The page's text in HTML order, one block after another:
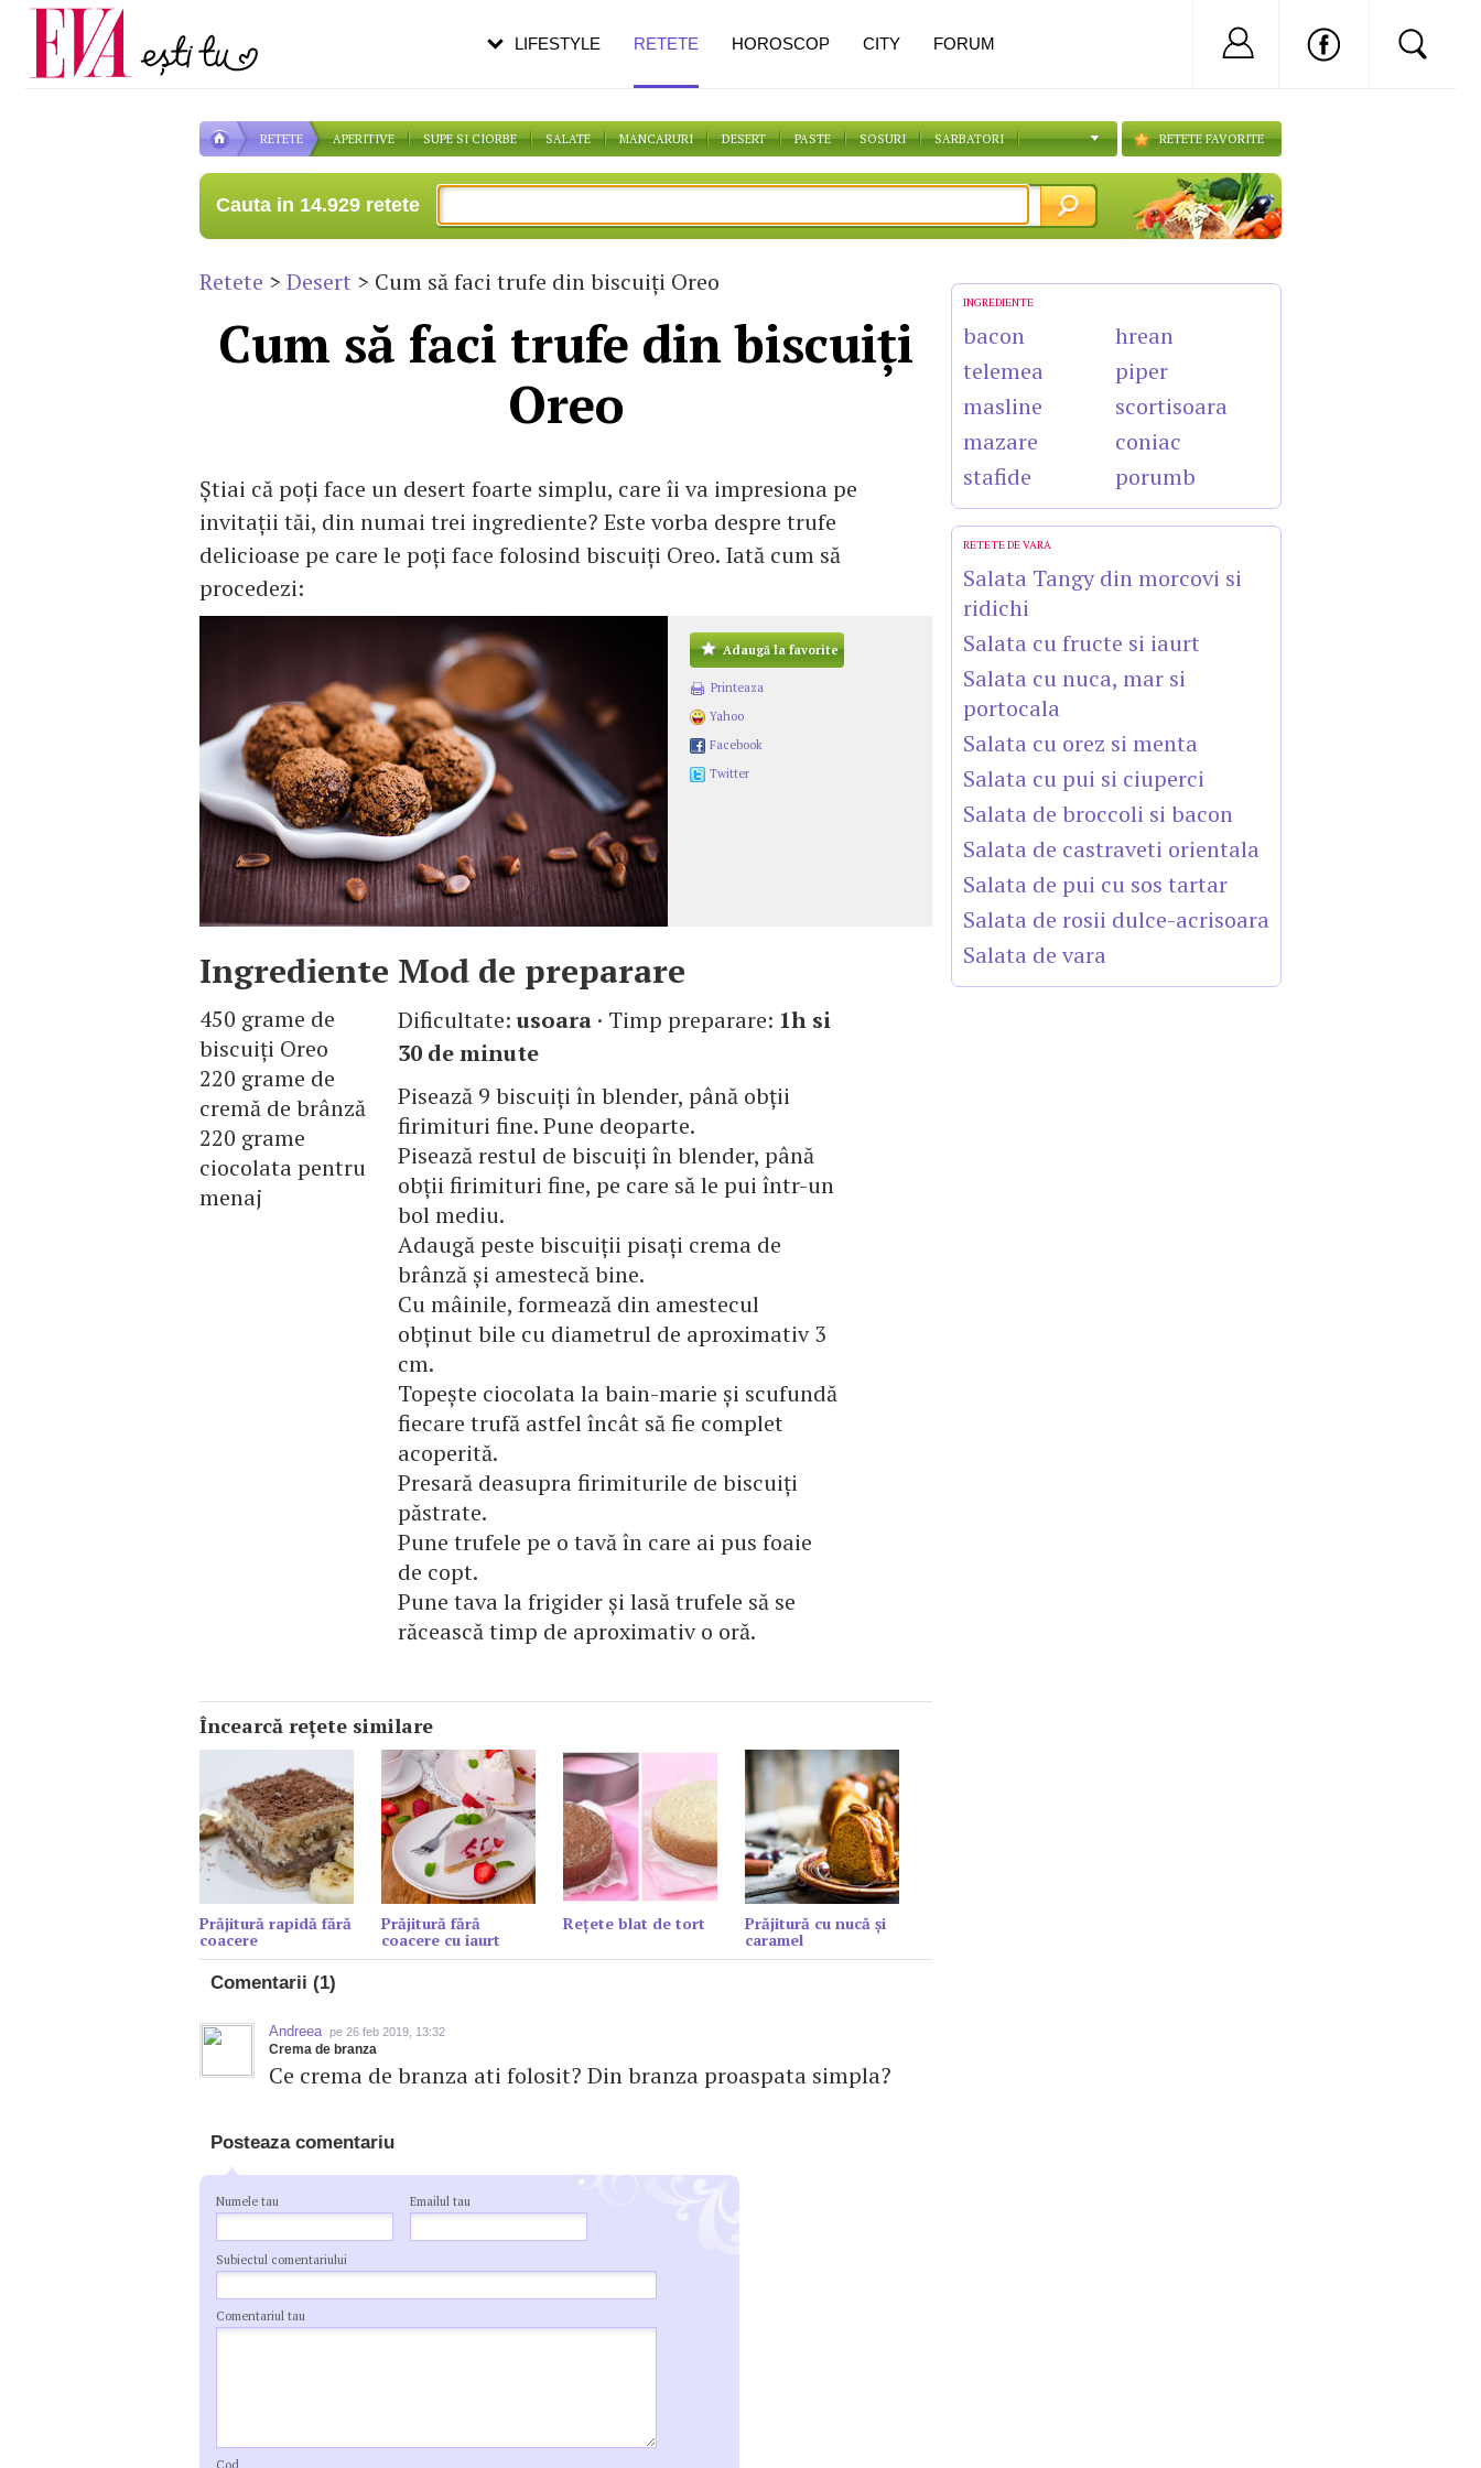
RETETE APERITIVE SUPE SI CIORBE SALATE MANCARURI DESERT PASTE SOSURI SARBATORI RETETE FAVORITE
Cauta in 14.929 retete
Retete > Desert > Cum să faci trufe din biscuiți Oreo
Cum să faci trufe din biscuiți
Oreo
Știai că poți face un desert foarte simplu, care îi va impresiona pe
invitații tăi, din numai trei ingrediente? Este vorba despre trufe
delicioase pe care le poți face folosind biscuiți Oreo. Iată cum să
procedezi:
Adaugă la favorite
Printeaza
Yahoo
Facebook
Twitter
Ingrediente
450 grame de
biscuiți Oreo
220 grame de
cremă de brânză
220 grame
ciocolata pentru
menaj
Mod de preparare
Dificultate:usoara · Timp preparare: 1h si
30 de minute
Pisează 9 biscuiți în blender, până obții
firimituri fine. Pune deoparte.
Pisează restul de biscuiți în blender, până
obții firimituri fine, pe care să le pui într-un
bol mediu.
Adaugă peste biscuiții pisați crema de
brânză și amestecă bine.
Cu mâinile, formează din amestecul
obținut bile cu diametrul de aproximativ 3
cm.
Topește ciocolata la bain-marie și scufundă
fiecare trufă astfel încât să fie complet
acoperită.
Presară deasupra firimiturile de biscuiți
păstrate.
Pune trufele pe o tavă în care ai pus foaie
de copt.
Pune tava la frigider și lasă trufele să se
răcească timp de aproximativ o oră.
Încearcă reţete similare
Prăjitură rapidă fără
coacere
Prăjitură fără
coacere cu iaurt
Reţete blat de tort Prăjitură cu nucă și
caramel
Comentarii (1)
Andreea pe 26 feb 2019, 13:32
Crema de branza
Ce crema de branza ati folosit? Din branza proaspata simpla?
Posteaza comentariu
Numele tau Emailul tau
Subiectul comentariului
Comentariul tau
Cod
INGREDIENTE
bacon
telemea
masline
mazare
stafide
hrean
piper
scortisoara
coniac
porumb
RETETE DE VARA
Salata Tangy din morcovi si
ridichi
Salata cu fructe si iaurt
Salata cu nuca, mar si
portocala
Salata cu orez si menta
Salata cu pui si ciuperci
Salata de broccoli si bacon
Salata de castraveti orientala
Salata de pui cu sos tartar
Salata de rosii dulce-acrisoara
Salata de vara
LIFESTYLE RETETE HOROSCOP CITY FORUM Nu ai cont?
Carieră
Actualitate